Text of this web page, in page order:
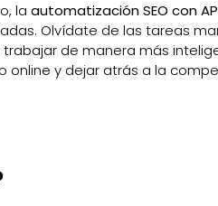
la automatización SEO con
Olvídate de las tareas
de manera más
online y dejar atrás a la